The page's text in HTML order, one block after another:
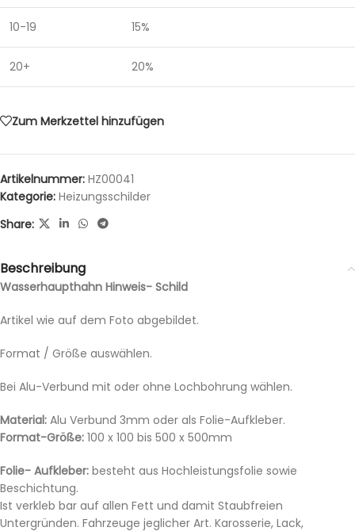
10-19 15%
20+ 20%
Zum Merkzettel hinzufügen
Artikelnummer: HZ00041
Kategorie: Heizungsschilder
Share:
Beschreibung
Wasserhaupthahn Hinweis- Schild
Artikel wie auf dem Foto abgebildet.
Format / Größe auswählen.
Bei Alu-Verbund mit oder ohne Lochbohrung wählen.
Material: Alu Verbund 3mm oder als Folie-Aufkleber.
Format-Größe: 100 x 100 bis 500 x 500mm
Folie- Aufkleber: besteht aus Hochleistungsfolie sowie
Beschichtung.
Ist verkleb bar auf allen Fett und damit Staubfreien
Untergründen. Fahrzeuge jeglicher Art. Karosserie, Lack,